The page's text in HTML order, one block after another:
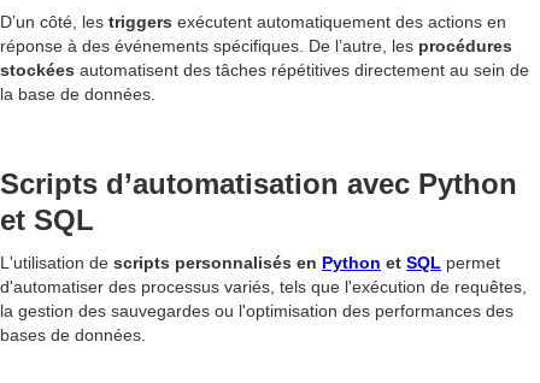
D’un côté, les triggers exécutent automatiquement des actions en
réponse à des événements spécifiques. De l’autre, les procédures
stockées automatisent des tâches répétitives directement au sein de
la base de données.
Scripts d’automatisation avec Python
et SQL
L'utilisation de scripts personnalisés en Python et SQL permet
d'automatiser des processus variés, tels que l'exécution de requêtes,
la gestion des sauvegardes ou l'optimisation des performances des
bases de données.